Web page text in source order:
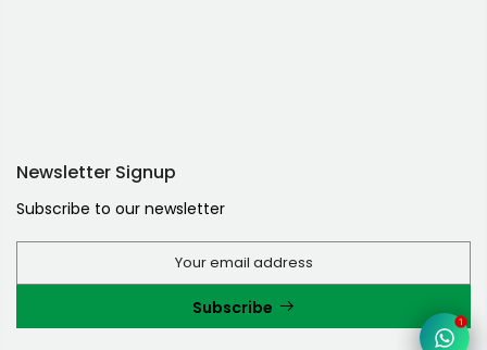
Newsletter Signup
Subscribe to our newsletter
Subscribe
1